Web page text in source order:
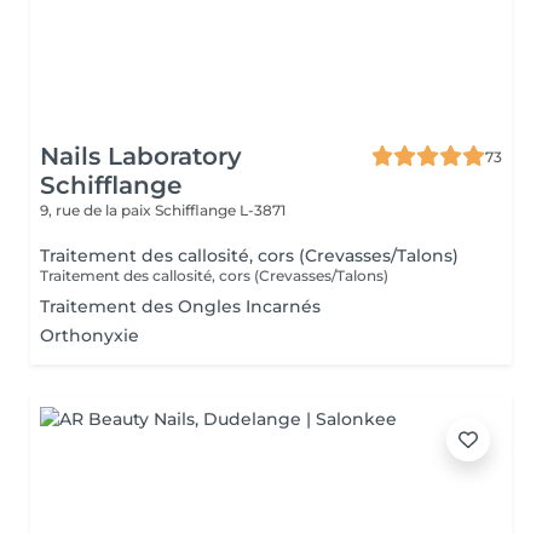
Nails Laboratory
Schifflange
73
9, rue de la paix Schifflange L-3871
Traitement des callosité, cors (Crevasses/Talons)
Traitement des callosité, cors (Crevasses/Talons)
Traitement des Ongles Incarnés
Orthonyxie